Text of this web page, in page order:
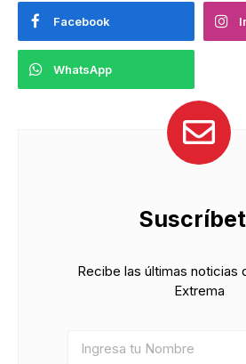
Facebook
WhatsApp
Recibe las últimas noticias
Extrema